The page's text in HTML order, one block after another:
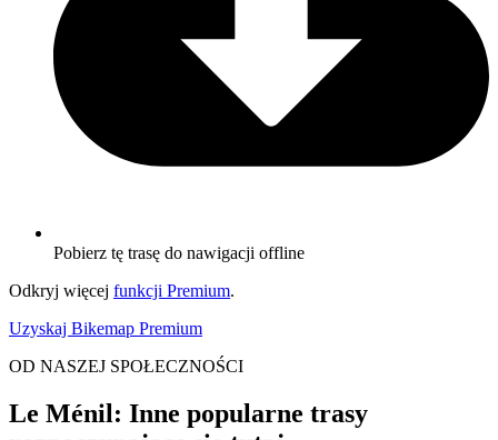
Pobierz tę trasę do nawigacji offline
Odkryj więcej funkcji Premium.
Uzyskaj Bikemap Premium
OD NASZEJ SPOŁECZNOŚCI
Le Ménil: Inne popularne trasy